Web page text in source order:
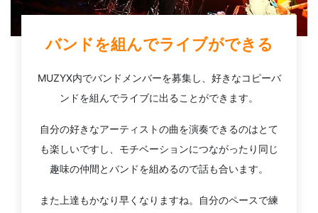
バンドを組んでライブができる
MUZYX内でバンドメンバーを募集し、好きなコピーバ
ンドを組んでライブに出ることができます。
自分の好きなアーティストの曲を演奏できるのはとて
も楽しいですし、モチベーションにつながったり同じ
趣味の仲間とバンドを組めるので話も合います。
また上達もかなり早くなりますね。自分のペースで練